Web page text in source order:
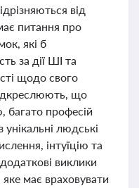
від
питання про
які б
за дії ШІ та
щодо свого
що
багато професій
людські
інтуїцію та
виклики
має враховувати